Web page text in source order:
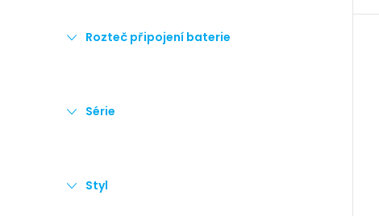
Rozteč připojení baterie
Série
Styl